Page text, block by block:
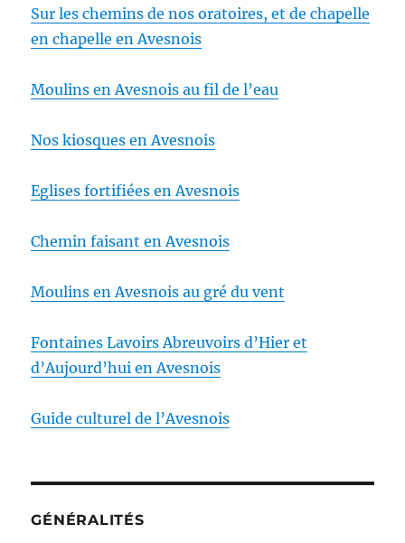
Sur les chemins de nos oratoires, et de chapelle
en chapelle en Avesnois
Moulins en Avesnois au fil de l’eau
Nos kiosques en Avesnois
Eglises fortifiées en Avesnois
Chemin faisant en Avesnois
Moulins en Avesnois au gré du vent
Fontaines Lavoirs Abreuvoirs d’Hier et
d’Aujourd’hui en Avesnois
Guide culturel de l’Avesnois
GÉNÉRALITÉS